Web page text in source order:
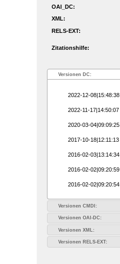
OAI_DC:
XML:
RELS-EXT:
Zitationshilfe:
Versionen DC:
2022-12-08|15:48:38
2022-11-17|14:50:07
2020-03-04|09:09:25
2017-10-18|12:11:13
2016-02-03|13:14:34
2016-02-02|09:20:59
2016-02-02|09:20:54
Versionen CMDI:
Versionen OAI-DC:
Versionen XML:
Versionen RELS-EXT: